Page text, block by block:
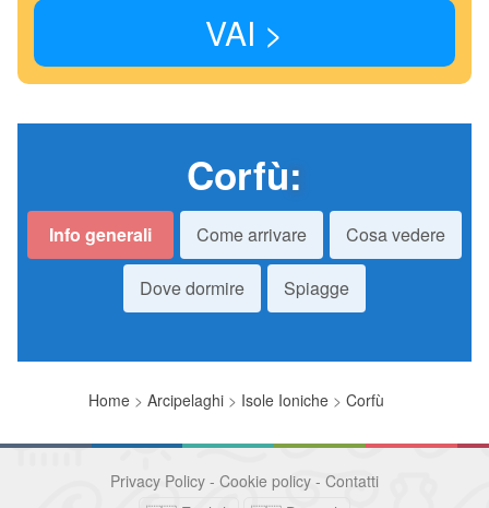
VAI >
Corfù:
Info generali Come arrivare Cosa vedere
Dove dormire Spiagge
Home > Arcipelaghi > Isole Ioniche > Corfù
Privacy Policy - Cookie policy - Contatti